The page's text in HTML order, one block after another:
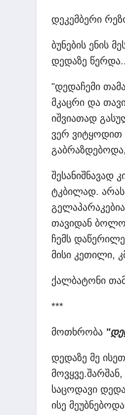
დეკემბერი
ბუნების ენის
დედაზე
"დედაჩემი
მკაცრი და
იშვიათად
ვერ ვიტყოდით
შესანიშნავად
ტკბილად.
თავიდან
ჩემს
მისი კეთილი,
ქალბატონი
***
მოთხრობა
დედაზე მე
საცოდავი
ისე